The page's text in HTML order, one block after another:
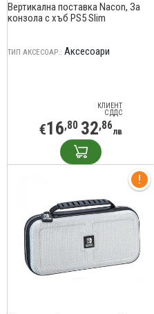
Вертикална поставка Nacon, За
конзола с хъб PS5 Slim
ТИП АКСЕСОАР.: Аксесоари
КЛИЕНТ
С ДДС
€16,80 32,86лв